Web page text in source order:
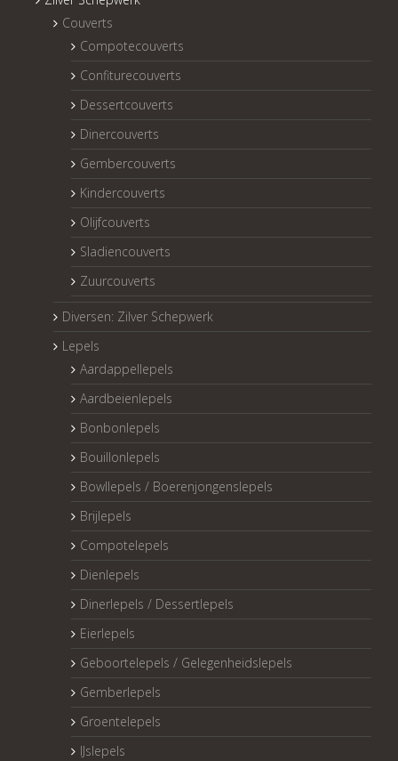
Couverts
Compotecouverts
Confiturecouverts
Dessertcouverts
Dinercouverts
Gembercouverts
Kindercouverts
Olijfcouverts
Sladiencouverts
Zuurcouverts
Diversen: Zilver Schepwerk
Lepels
Aardappellepels
Aardbeienlepels
Bonbonlepels
Bouillonlepels
Bowllepels / Boerenjongenslepels
Brijlepels
Compotelepels
Dienlepels
Dinerlepels / Dessertlepels
Eierlepels
Geboortelepels / Gelegenheidslepels
Gemberlepels
Groentelepels
IJslepels